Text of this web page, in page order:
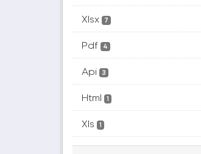
Xlsx 7
Pdf 4
Api 3
Html 1
Xls 1